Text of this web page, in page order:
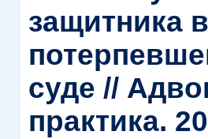
защитника
суде //
практика.